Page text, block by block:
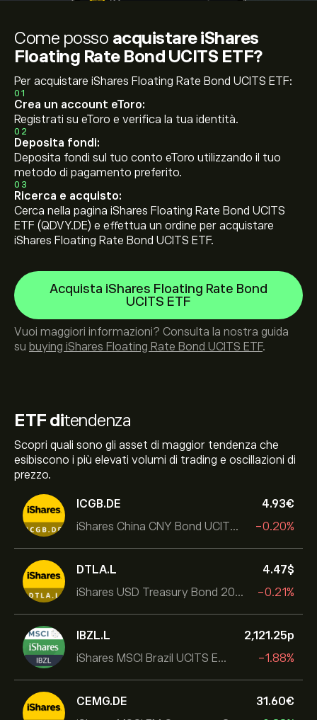
ETF ditendenza
Scopri quali sono gli asset di maggior tendenza che
esibiscono i più elevati volumi di trading e oscillazioni di
prezzo.
ICGB.DE
iShares China CNY Bond UCITS ETF
4.93‎€‎
-0.20%
DTLA.L
iShares USD Treasury Bond 20+yr UCITS ETF
4.47‎$‎
-0.21%
IBZL.L
iShares MSCI Brazil UCITS ETF (Dist)
2,121.25‎p‎
-1.88%
CEMG.DE
31.60‎€‎
Come posso acquistare iShares
Floating Rate Bond UCITS ETF?
Per acquistare iShares Floating Rate Bond UCITS ETF:
01
Crea un account eToro:
Registrati su eToro e verifica la tua identità.
02
Deposita fondi:
Deposita fondi sul tuo conto eToro utilizzando il tuo
metodo di pagamento preferito.
03
Ricerca e acquisto:
Cerca nella pagina iShares Floating Rate Bond UCITS
ETF (QDVY.DE) e effettua un ordine per acquistare
iShares Floating Rate Bond UCITS ETF.
Acquista iShares Floating Rate Bond
UCITS ETF
Vuoi maggiori informazioni? Consulta la nostra guida
su buying iShares Floating Rate Bond UCITS ETF.